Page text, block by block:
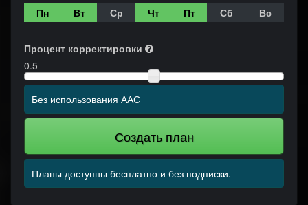
Пн
Вт Ср Чт Пт Сб Вс
Процент корректировки
0.5
Без использования ААС
Создать план
Планы доступны бесплатно и без подписки.